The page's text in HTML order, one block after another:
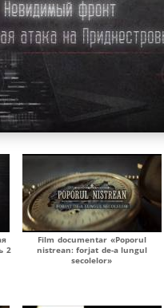
2
Film documentar «Poporul
nistrean: forjat de-a lungul
secolelor»